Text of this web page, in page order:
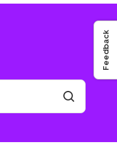
Feedback